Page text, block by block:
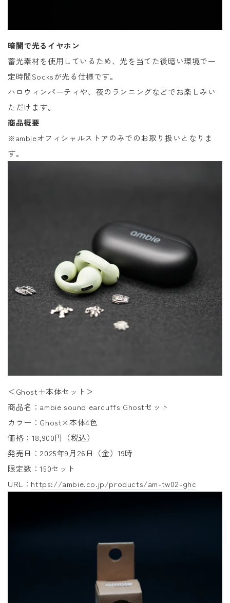
暗闇で光るイヤホン
蓄光素材を使用しているため、光を当てた後暗い環境で一
定時間Socksが光る仕様です。
ハロウィンパーティや、夜のランニングなどでお楽しみい
ただけます。
商品概要
※ambieオフィシャルストアのみでのお取り扱いとなりま
す。
＜Ghost＋本体セット＞
商品名：ambie sound earcuffs Ghostセット
カラー：Ghost×本体4色
価格：18,900円（税込）
発売日：2025年9月26日（金）19時
限定数：150セット
URL： https://ambie.co.jp/products/am-tw02-ghc